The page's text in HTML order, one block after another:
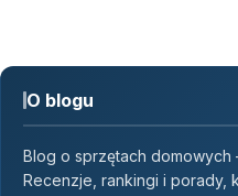
O blogu
Blog o sprzętach domowych
Recenzje, rankingi i porady,